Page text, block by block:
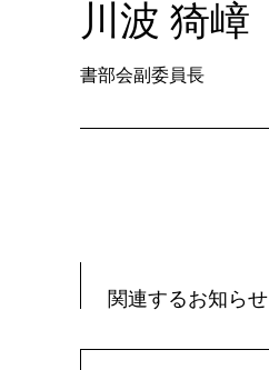
川波 猗嶂
書部会副委員長
関連するお知らせ